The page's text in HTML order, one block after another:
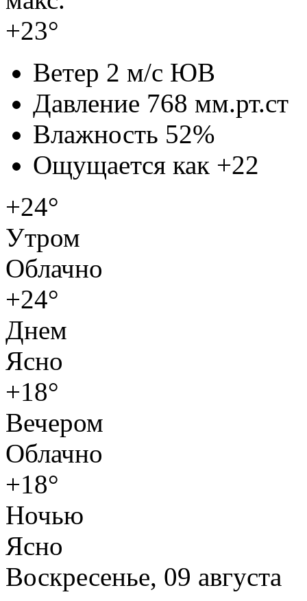
+23°
Ветер 2 м/с ЮВ
Давление 768 мм.рт.ст
Влажность 52%
Ощущается как +22
+24°
Утром
Облачно
+24°
Днем
Ясно
+18°
Вечером
Облачно
+18°
Ночью
Ясно
Воскресенье, 09 августа